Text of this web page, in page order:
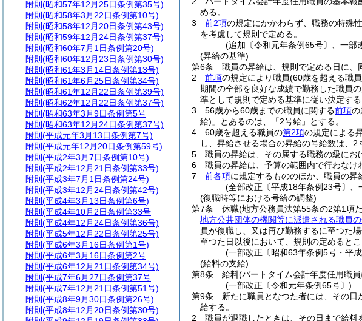
める。
3
前2項の規定にかかわらず、職務の特殊
を考慮して規則で定める。
(追加〔令和元年条例65号〕、一部
(昇給の基準)
第6条
職員の昇給は、規則で定める日に、
2
前項の規定により職員(60歳を超える職
期間の全部を良好な成績で勤務した職員
準として規則で定める基準に従い決定する
3
56歳から60歳までの職員に関する前項の
給) 」とあるのは、「2号給」とする。
4
60歳を超える職員の第2項の規定による
し、昇給させる場合の昇給の号給数は、
5
職員の昇給は、その属する職務の級にお
6
職員の昇給は、予算の範囲内で行わなけ
7
前各項に規定するもののほか、職員の昇
(全部改正〔平成18年条例23号〕
(復職時等における号給の調整)
第7条
休職(地方公務員法第55条の2第1項
地方公共団体の機関等に派遣される職員
員が復職し、又は再び勤務するに至つた
至つた日以後において、規則の定めると
(一部改正〔昭和63年条例5号・平
(給料の支給)
第8条
給料(パートタイム会計年度任用職員
(一部改正〔令和元年条例65号〕)
第9条
新たに職員となつた者には、その
給する。
2
職員が退職したときは、その日まで給料
附則 (昭和57年12月25日条例第35号)
附則 (昭和58年3月22日条例第10号)
附則 (昭和58年12月20日条例第43号)
附則 (昭和59年12月24日条例第37号)
附則 (昭和60年7月1日条例第20号)
附則 (昭和60年12月23日条例第30号)
附則 (昭和61年3月14日条例第13号)
附則 (昭和61年6月25日条例第34号)
附則 (昭和61年12月22日条例第39号)
附則 (昭和62年12月22日条例第37号)
附則 (昭和63年3月9日条例第5号
附則 (昭和63年12月24日条例第37号)
附則 (平成元年3月13日条例第7号)
附則 (平成元年12月20日条例第59号)
附則 (平成2年3月7日条例第10号)
附則 (平成2年12月21日条例第33号)
附則 (平成3年7月1日条例第24号)
附則 (平成3年12月24日条例第42号)
附則 (平成4年3月13日条例第6号)
附則 (平成4年10月2日条例第33号
附則 (平成4年12月24日条例第36号)
附則 (平成5年12月22日条例第25号)
附則 (平成6年3月16日条例第1号)
附則 (平成6年3月16日条例第2号
附則 (平成6年12月21日条例第34号)
附則 (平成7年6月27日条例第37号
附則 (平成7年12月21日条例第51号)
附則 (平成8年9月30日条例第26号)
附則 (平成8年12月20日条例第30号)